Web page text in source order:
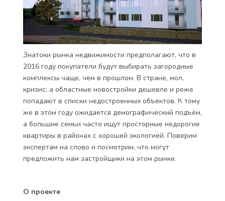
Знатоки рынка недвижимости предполагают, что в
2016 году покупатели будут выбирать загородные
комплексы чаще, чем в прошлом. В стране, мол,
кризис, а областные новостройки дешевле и реже
попадают в списки недостроенных объектов. К тому
же в этом году ожидается демографический подъём,
а большие семьи часто ищут просторные недорогие
квартиры в районах с хорошей экологией. Поверим
экспертам на слово и посмотрим, что могут
предложить нам застройщики на этом рынке.
О проекте